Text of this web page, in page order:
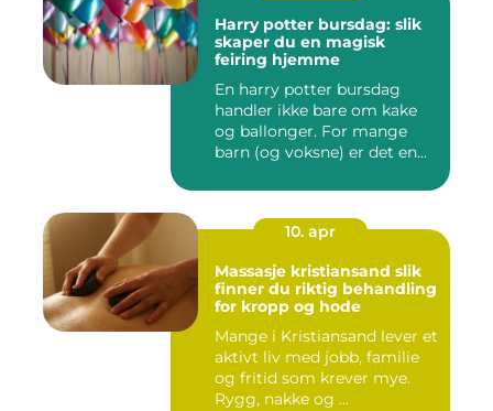
Harry potter bursdag: slik
skaper du en magisk
feiring hjemme
En harry potter bursdag
handler ikke bare om kake
og ballonger. For mange
barn (og voksne) er det en...
10. apr
Massasje kristiansand slik
finner du riktig behandling
for kropp og hode
Mange i Kristiansand lever et
aktivt liv med jobb, familie
og fritid som krever mye.
Rygg, nakke og ...